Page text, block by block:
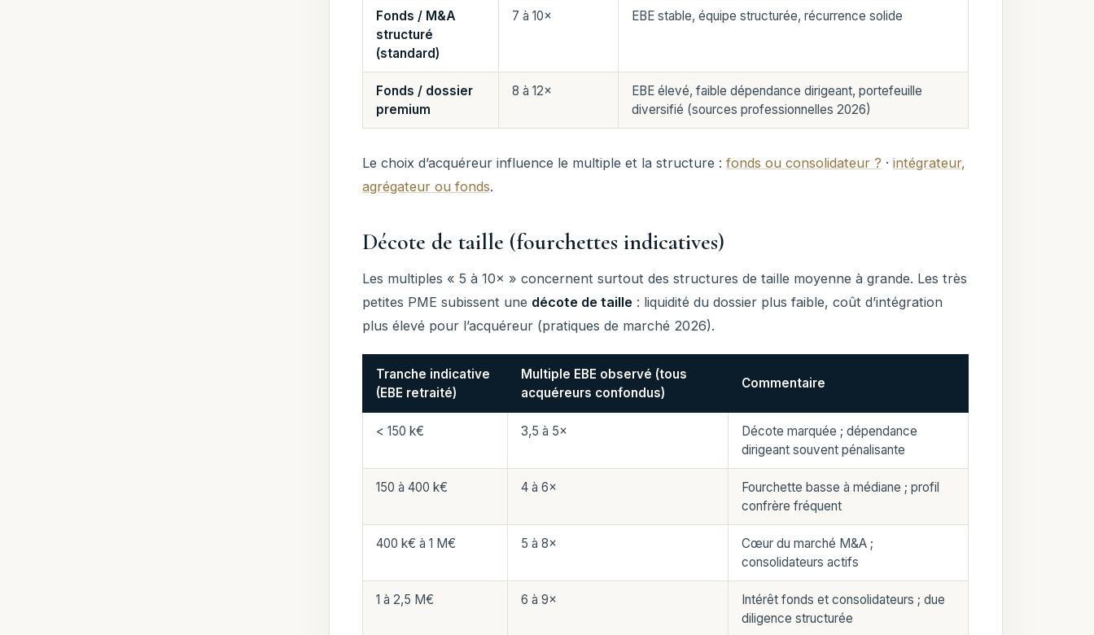
Fonds / M&A
structuré
(standard)
7 à 10× EBE stable, équipe structurée, récurrence solide
Fonds / dossier
premium
8 à 12×
EBE élevé, faible dépendance dirigeant, portefeuille
diversifié (sources professionnelles 2026)
Le choix d’acquéreur influence le multiple et la structure :fonds ou consolidateur ? ·intégrateur,
agrégateur ou fonds.
Décote de taille (fourchettes indicatives)
Les multiples « 5 à 10× » concernent surtout des structures de taille moyenne à grande. Les très
petites PME subissent une décote de taille : liquidité du dossier plus faible, coût d’intégration
plus élevé pour l’acquéreur (pratiques de marché 2026).
Tranche indicative
(EBE retraité)
Multiple EBE observé (tous
acquéreurs confondus)
Commentaire
< 150 k€ 3,5 à 5×
Décote marquée ; dépendance
dirigeant souvent pénalisante
150 à 400 k€ 4 à 6×
Fourchette basse à médiane ; profil
confrère fréquent
400 k€ à 1 M€ 5 à 8×
Cœur du marché M&A ;
consolidateurs actifs
1 à 2,5 M€ 6 à 9×
Intérêt fonds et consolidateurs ; due
diligence structurée